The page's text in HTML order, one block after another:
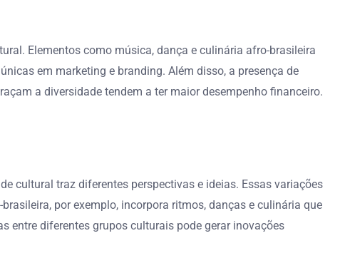
Elementos como música, dança e culinária afro-brasileira
em marketing e branding. Além disso, a presença de
a diversidade tendem a ter maior desempenho financeiro.
cultural traz diferentes perspectivas e ideias. Essas variações
por exemplo, incorpora ritmos, danças e culinária que
entre diferentes grupos culturais pode gerar inovações